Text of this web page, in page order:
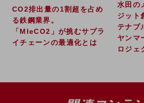
home5Gプラン
モバイルサービス
端末の一元管理
CO2排出量の1割超を占め
る鉄鋼業界。
「MIeCO2」が挑むサプラ
イチェーンの最適化とは
水田の
ジット
テナブ
ヤンマ
ロジェ